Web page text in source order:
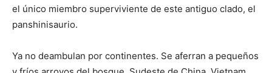
el único miembro superviviente de este antiguo clado, el
panshinisaurio.
Ya no deambulan por continentes. Se aferran a pequeños